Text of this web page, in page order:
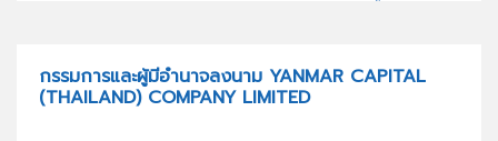
กรรมการและผู้มีอำนาจลงนาม YANMAR CAPITAL
(THAILAND) COMPANY LIMITED